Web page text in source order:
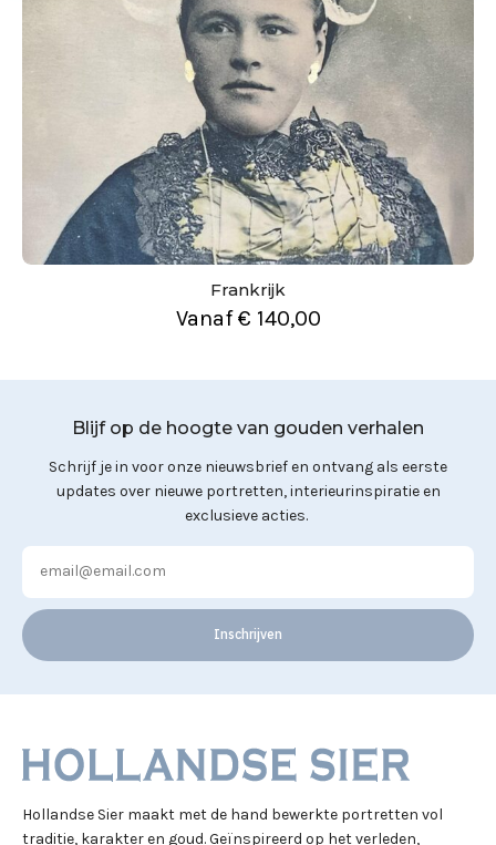
Frankrijk
Vanaf€ 140,00
Blijf op de hoogte van gouden verhalen
Schrijf je in voor onze nieuwsbrief en ontvang als eerste
updates over nieuwe portretten, interieurinspiratie en
exclusieve acties.
Inschrijven
Hollandse Sier maakt met de hand bewerkte portretten vol
traditie, karakter en goud. Geïnspireerd op het verleden,